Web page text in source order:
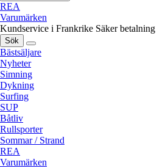
REA
Varumärken
Kundservice i Frankrike Säker betalning
Sök
Bästsäljare
Nyheter
Simning
Dykning
Surfing
SUP
Båtliv
Rullsporter
Sommar / Strand
REA
Varumärken